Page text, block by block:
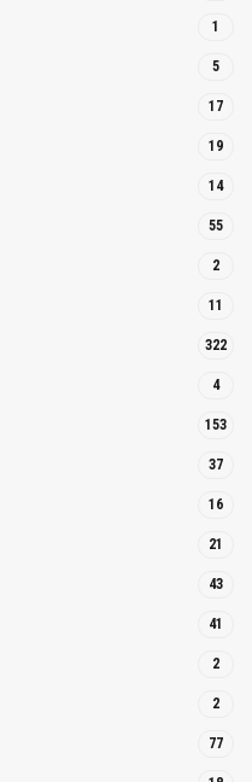
1
5
17
19
14
55
2
11
322
4
153
37
16
21
43
41
2
2
77